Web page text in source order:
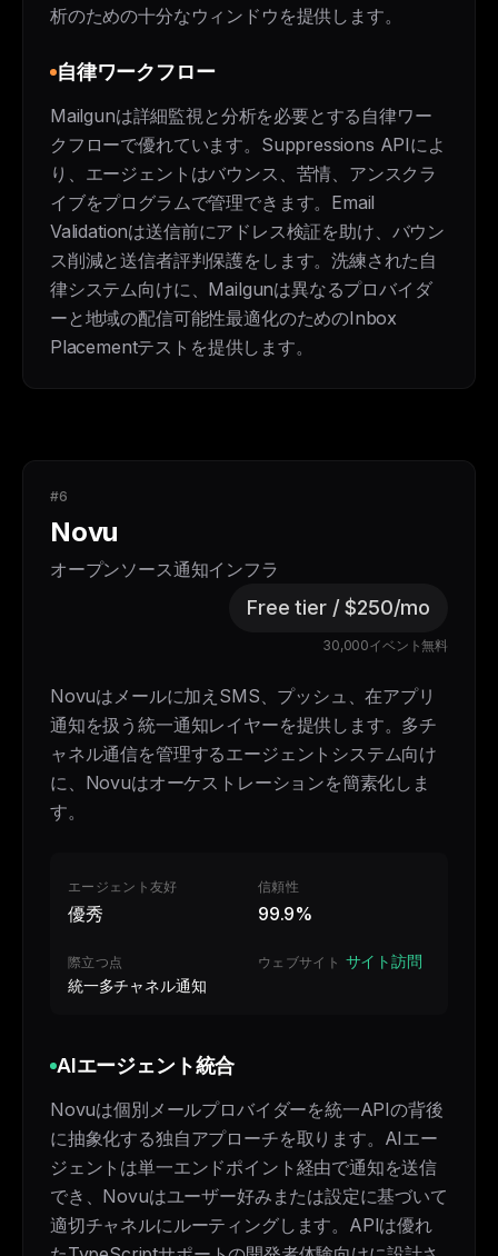
析のための十分なウィンドウを提供します。
自律ワークフロー
Mailgunは詳細監視と分析を必要とする自律ワー
クフローで優れています。Suppressions APIによ
り、エージェントはバウンス、苦情、アンスクラ
イブをプログラムで管理できます。Email
Validationは送信前にアドレス検証を助け、バウン
ス削減と送信者評判保護をします。洗練された自
律システム向けに、Mailgunは異なるプロバイダ
ーと地域の配信可能性最適化のためのInbox
Placementテストを提供します。
#6
Novu
オープンソース通知インフラ
Free tier / $250/mo
30,000イベント無料
Novuはメールに加えSMS、プッシュ、在アプリ
通知を扱う統一通知レイヤーを提供します。多チ
ャネル通信を管理するエージェントシステム向け
に、Novuはオーケストレーションを簡素化しま
す。
エージェント友好
優秀
信頼性
99.9%
際立つ点
統一多チャネル通知
ウェブサイト サイト訪問
AIエージェント統合
Novuは個別メールプロバイダーを統一APIの背後
に抽象化する独自アプローチを取ります。AIエー
ジェントは単一エンドポイント経由で通知を送信
でき、Novuはユーザー好みまたは設定に基づいて
適切チャネルにルーティングします。APIは優れ